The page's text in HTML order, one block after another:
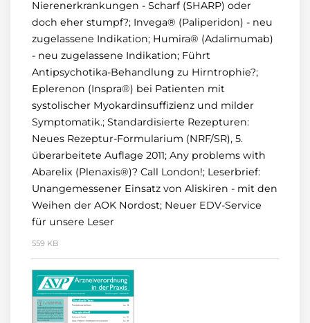
Nierenerkrankungen - Scharf (SHARP) oder
doch eher stumpf?; Invega® (Paliperidon) - neu
zugelassene Indikation; Humira® (Adalimumab)
- neu zugelassene Indikation; Führt
Antipsychotika-Behandlung zu Hirntrophie?;
Eplerenon (Inspra®) bei Patienten mit
systolischer Myokardinsuffizienz und milder
Symptomatik.; Standardisierte Rezepturen:
Neues Rezeptur-Formularium (NRF/SR), 5.
überarbeitete Auflage 2011; Any problems with
Abarelix (Plenaxis®)? Call London!; Leserbrief:
Unangemessener Einsatz von Aliskiren - mit den
Weihen der AOK Nordost; Neuer EDV-Service
für unsere Leser
559 KB